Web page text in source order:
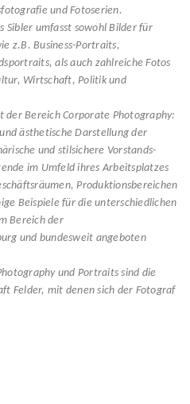
und Fotoserien.
Sibler umfasst sowohl Bilder für
z.B. Business-Portraits,
als auch zahlreiche Fotos
Wirtschaft, Politik und
der Bereich Corporate Photography:
ästhetische Darstellung der
und stilsichere Vorstands-
im Umfeld ihres Arbeitsplatzes
Produktionsbereichen
Beispiele für die unterschiedlichen
Bereich der
und bundesweit angeboten
und Portraits sind die
Felder, mit denen sich der Fotograf